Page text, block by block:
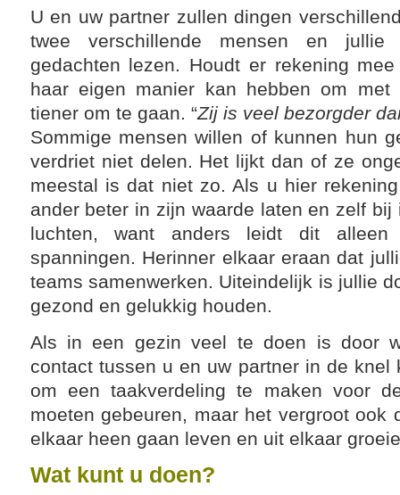
U en uw partner zullen dingen
twee verschillende mensen en jullie
gedachten lezen. Houdt er rekening
haar eigen manier kan hebben om
tiener om te gaan. “Zij is veel bezorgder
Sommige mensen willen of kunnen hun
verdriet niet delen. Het lijkt dan of ze
meestal is dat niet zo. Als u hier
ander beter in zijn waarde laten en zelf bij
luchten, want anders leidt dit
spanningen. Herinner elkaar eraan dat
teams samenwerken. Uiteindelijk is jullie
gezond en gelukkig houden.
Als in een gezin veel te doen is door
contact tussen u en uw partner in de knel
om een taakverdeling te maken voor
moeten gebeuren, maar het vergroot ook
elkaar heen gaan leven en uit elkaar
Wat kunt u doen?